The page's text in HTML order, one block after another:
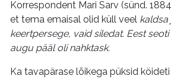
Korrespondent Mari Sarv (sünd.
et tema emaisal olid küll veel kaldsa
keertpersege, vaid siledat. Eest
augu pääl oli nahktask.
Ka tavapärase lõikega püksid